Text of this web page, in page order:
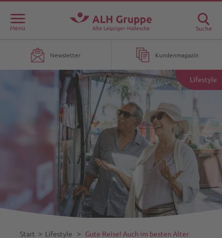
Menü Suche
Newsletter Kundenmagazin
Lifestyle
Start ˃ Lifestyle ˃ Gute Reise! Auch im besten Alter